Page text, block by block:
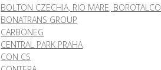
BOLTON CZECHIA, RIO MARE, BOROTALCO
BONATRANS GROUP
CARBONEG
CENTRAL PARK PRAHA
CON CS